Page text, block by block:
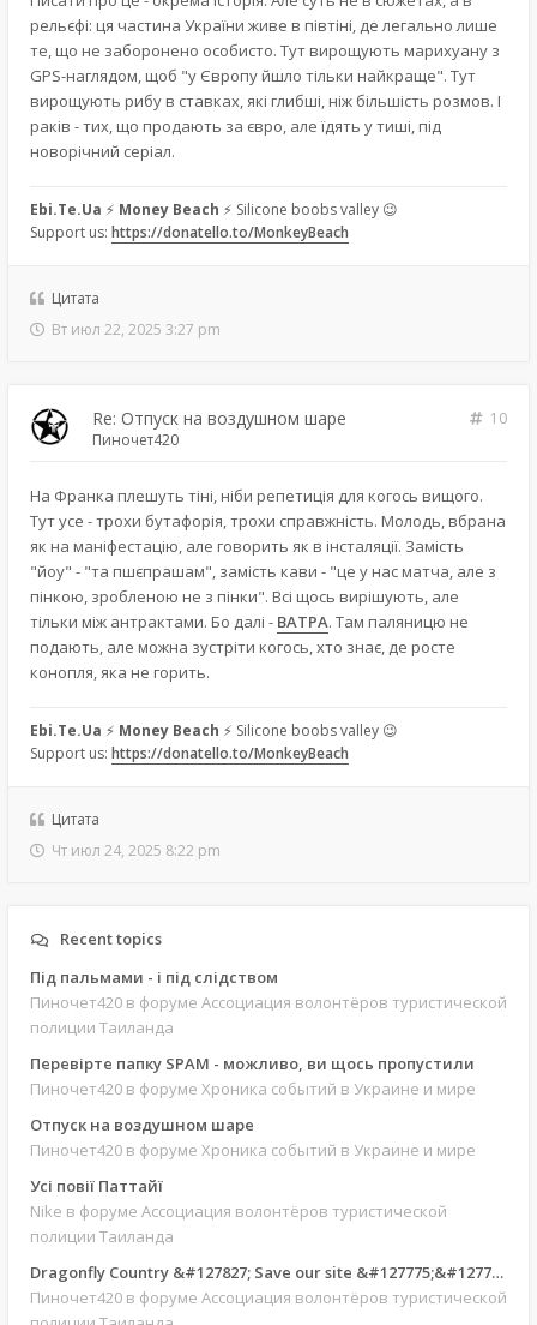
рельєфі: ця частина України живе в півтіні, де легально лише
те, що не заборонено особисто. Тут вирощують марихуану з
GPS-наглядом, щоб "у Європу йшло тільки найкраще". Тут
вирощують рибу в ставках, які глибші, ніж більшість розмов. І
раків - тих, що продають за євро, але їдять у тиші, під
новорічний серіал.
Ebi.Te.Ua ⚡ Money Beach ⚡ Silicone boobs valley 😉
Support us: https://donatello.to/MonkeyBeach
Цитата
Вт июл 22, 2025 3:27 pm
Re: Отпуск на воздушном шаре
10
Пиночет420
На Франка плешуть тіні, ніби репетиція для когось вищого.
Тут усе - трохи бутафорія, трохи справжність. Молодь, вбрана
як на маніфестацію, але говорить як в інсталяції. Замість
"йоу" - "та пшєпрашам", замість кави - "це у нас матча, але з
пінкою, зробленою не з пінки". Всі щось вирішують, але
тільки між антрактами. Бо далі - ВАТРА. Там паляницю не
подають, але можна зустріти когось, хто знає, де росте
конопля, яка не горить.
Ebi.Te.Ua ⚡ Money Beach ⚡ Silicone boobs valley 😉
Support us: https://donatello.to/MonkeyBeach
Цитата
Чт июл 24, 2025 8:22 pm
Recent topics
Під пальмами - і під слідством
Пиночет420 в форуме Ассоциация волонтёров туристической
полиции Таиланда
Перевірте папку SPAM - можливо, ви щось пропустили
Пиночет420 в форуме Хроника событий в Украине и мире
Отпуск на воздушном шаре
Пиночет420 в форуме Хроника событий в Украине и мире
Усі повії Паттайї
Nike в форуме Ассоциация волонтёров туристической
полиции Таиланда
Dragonfly Country &#127827; Save our site &#127775;&#127769;
Пиночет420 в форуме Ассоциация волонтёров туристической